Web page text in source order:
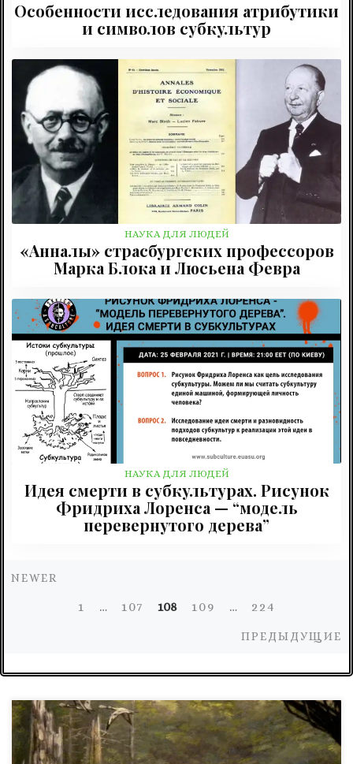
Особенности исследования атрибутики
и символов субкультур
НАУКА ДЛЯ ЛЮДЕЙ
«Анналы» страсбургских профессоров
Марка Блока и Люсьена Февра
НАУКА ДЛЯ ЛЮДЕЙ
Идея смерти в субкультурах. Рисунок
Фридриха Лоренса — “модель
перевернутого дерева”
Навигация
записям
Newer
NEWER
1 … 107 108 109 …
224
ПРЕДЫДУЩИЕ
Около 66 миллионов лет назад в нашу планету врезался